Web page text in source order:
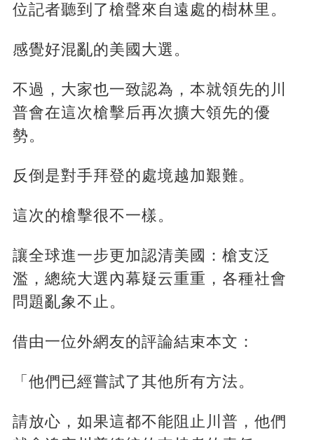
位記者聽到了槍聲來自遠處的樹林里。
感覺好混亂的美國大選。
不過，大家也一致認為，本就領先的川
普會在這次槍擊后再次擴大領先的優
勢。
反倒是對手拜登的處境越加艱難。
這次的槍擊很不一樣。
讓全球進一步更加認清美國：槍支泛
濫，總統大選內幕疑云重重，各種社會
問題亂象不止。
借由一位外網友的評論結束本文：
「他們已經嘗試了其他所有方法。
請放心，如果這都不能阻止川普，他們